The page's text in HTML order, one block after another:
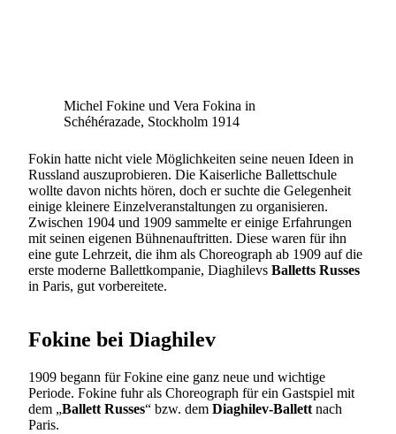
Michel Fokine und Vera Fokina in
Schéhérazade, Stockholm 1914
Fokin hatte nicht viele Möglichkeiten seine neuen Ideen in
Russland auszuprobieren. Die Kaiserliche Ballettschule
wollte davon nichts hören, doch er suchte die Gelegenheit
einige kleinere Einzelveranstaltungen zu organisieren.
Zwischen 1904 und 1909 sammelte er einige Erfahrungen
mit seinen eigenen Bühnenauftritten. Diese waren für ihn
eine gute Lehrzeit, die ihm als Choreograph ab 1909 auf die
erste moderne Ballettkompanie, Diaghilevs Balletts Russes
in Paris, gut vorbereitete.
Fokine bei Diaghilev
1909 begann für Fokine eine ganz neue und wichtige
Periode. Fokine fuhr als Choreograph für ein Gastspiel mit
dem „Ballett Russes“ bzw. dem Diaghilev-Ballett nach
Paris.